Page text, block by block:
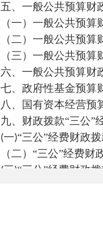
五、一般公共预算财
（一）一般公共预
（二）一般公共预
（三）一般公共预
六、一般公共预算财
七、政府性基金预算
八、国有资本经营预
九、财政拨款“三公”
(一)“三公”经费财政
（二） “三公”经费财
(三)“三公”经费财政